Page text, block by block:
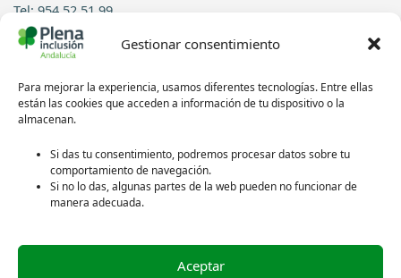
Gestionar consentimiento
Para mejorar la experiencia, usamos diferentes tecnologías. Entre ellas
están las cookies que acceden a información de tu dispositivo o la
almacenan.
Si das tu consentimiento, podremos procesar datos sobre tu
comportamiento de navegación.
Si no lo das, algunas partes de la web pueden no funcionar de
manera adecuada.
Aceptar
Tel: 954 52 51 99
Contacto
Síguenos en redes sociales:
Política de privacidad